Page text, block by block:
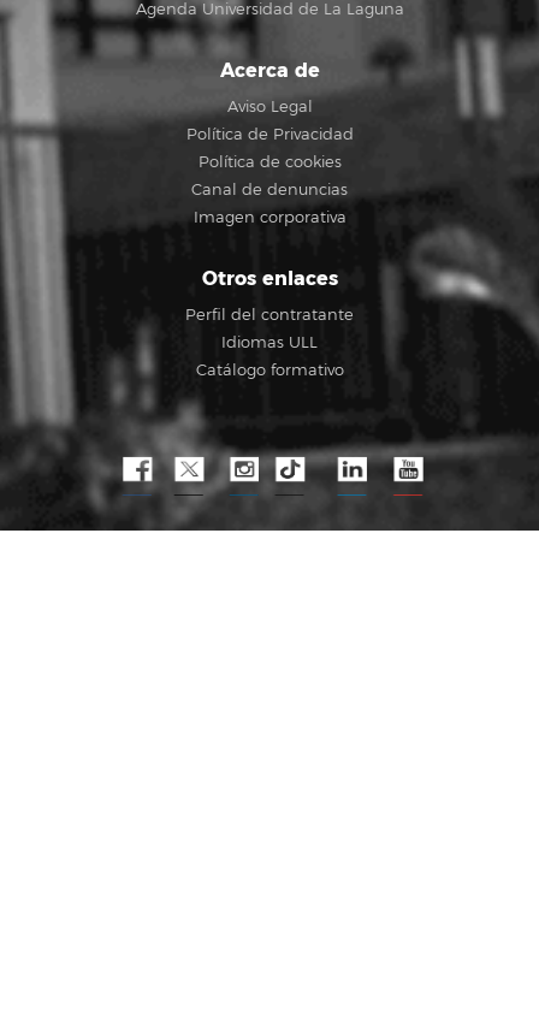
Agenda Universidad de La Laguna
Acerca de
Aviso Legal
Política de Privacidad
Política de cookies
Canal de denuncias
Imagen corporativa
Otros enlaces
Perfil del contratante
Idiomas ULL
Catálogo formativo